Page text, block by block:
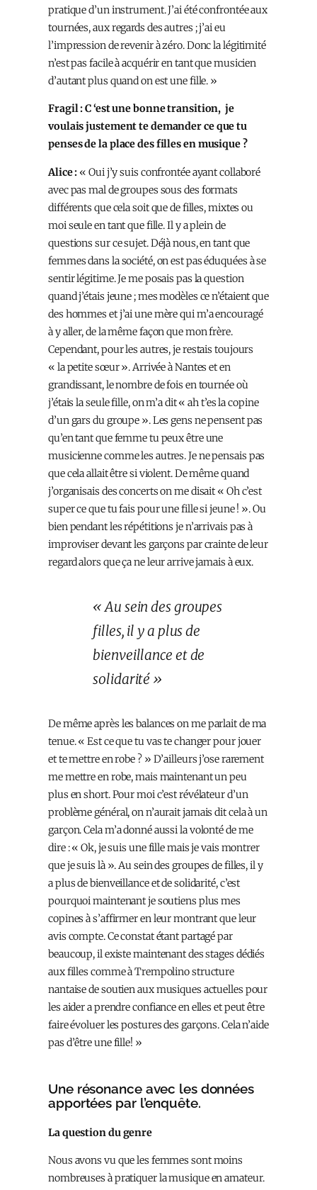
pratique d’un instrument. J’ai été confrontée aux
tournées, aux regards des autres ; j’ai eu
l’impression de revenir à zéro. Donc la légitimité
n’est pas facile à acquérir en tant que musicien
d’autant plus quand on est une fille. »
Fragil : C ‘est une bonne transition, je
voulais justement te demander ce que tu
penses de la place des filles en musique ?
Alice : « Oui j’y suis confrontée ayant collaboré
avec pas mal de groupes sous des formats
différents que cela soit que de filles, mixtes ou
moi seule en tant que fille. Il y a plein de
questions sur ce sujet. Déjà nous, en tant que
femmes dans la société, on est pas éduquées à se
sentir légitime. Je me posais pas la question
quand j’étais jeune ; mes modèles ce n’étaient que
des hommes et j’ai une mère qui m’a encouragé
à y aller, de la même façon que mon frère.
Cependant, pour les autres, je restais toujours
« la petite sœur ». Arrivée à Nantes et en
grandissant, le nombre de fois en tournée où
j’étais la seule fille, on m’a dit « ah t’es la copine
d’un gars du groupe ». Les gens ne pensent pas
qu’en tant que femme tu peux être une
musicienne comme les autres. Je ne pensais pas
que cela allait être si violent. De même quand
j’organisais des concerts on me disait « Oh c’est
super ce que tu fais pour une fille si jeune ! ». Ou
bien pendant les répétitions je n’arrivais pas à
improviser devant les garçons par crainte de leur
regard alors que ça ne leur arrive jamais à eux.
« Au sein des groupes
filles, il y a plus de
bienveillance et de
solidarité »
De même après les balances on me parlait de ma
tenue. « Est ce que tu vas te changer pour jouer
et te mettre en robe ? » D’ailleurs j’ose rarement
me mettre en robe, mais maintenant un peu
plus en short. Pour moi c’est révélateur d’un
problème général, on n’aurait jamais dit cela à un
garçon. Cela m’a donné aussi la volonté de me
dire : « Ok, je suis une fille mais je vais montrer
que je suis là ». Au sein des groupes de filles, il y
a plus de bienveillance et de solidarité, c’est
pourquoi maintenant je soutiens plus mes
copines à s’affirmer en leur montrant que leur
avis compte. Ce constat étant partagé par
beaucoup, il existe maintenant des stages dédiés
aux filles comme à Trempolino structure
nantaise de soutien aux musiques actuelles pour
les aider a prendre confiance en elles et peut être
faire évoluer les postures des garçons. Cela n’aide
pas d’être une fille! »
Une résonance avec les données
apportées par l’enquête.
La question du genre
Nous avons vu que les femmes sont moins
nombreuses à pratiquer la musique en amateur.